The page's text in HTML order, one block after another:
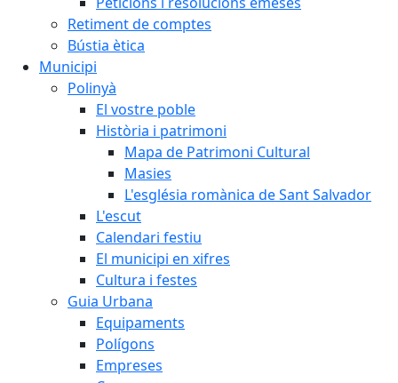
Retiment de comptes
Bústia ètica
Municipi
Polinyà
El vostre poble
Història i patrimoni
Mapa de Patrimoni Cultural
Masies
L'església romànica de Sant Salvador
L'escut
Calendari festiu
El municipi en xifres
Cultura i festes
Guia Urbana
Equipaments
Polígons
Empreses